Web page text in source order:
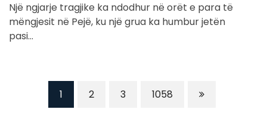
Një ngjarje tragjike ka ndodhur në orët e para të
mëngjesit në Pejë, ku një grua ka humbur jetën
pasi…
1 2 3 1058